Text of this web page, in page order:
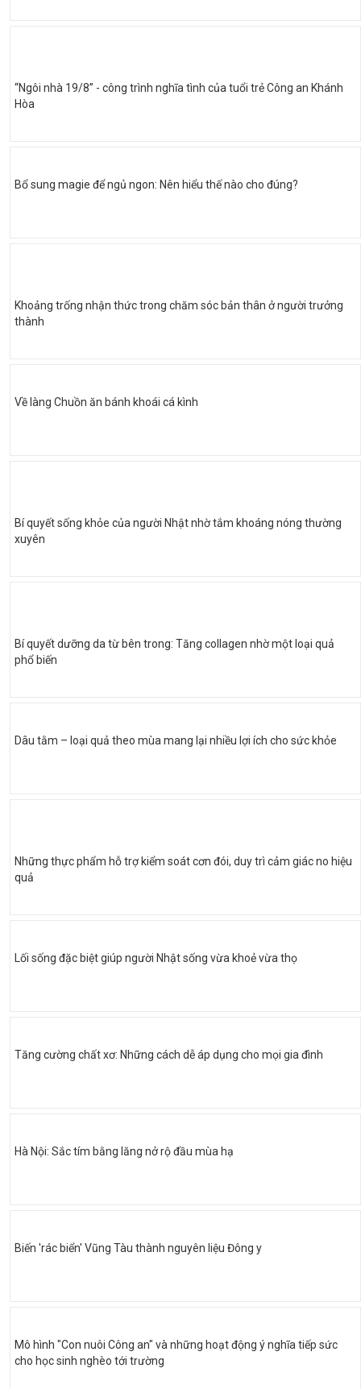
“Ngôi nhà 19/8” - công trình nghĩa tình của tuổi trẻ Công an Khánh
Hòa
Bổ sung magie để ngủ ngon: Nên hiểu thế nào cho đúng?
Khoảng trống nhận thức trong chăm sóc bản thân ở người trưởng
thành
Về làng Chuồn ăn bánh khoái cá kình
Bí quyết sống khỏe của người Nhật nhờ tắm khoáng nóng thường
xuyên
Bí quyết dưỡng da từ bên trong: Tăng collagen nhờ một loại quả
phổ biến
Dâu tằm – loại quả theo mùa mang lại nhiều lợi ích cho sức khỏe
Những thực phẩm hỗ trợ kiểm soát cơn đói, duy trì cảm giác no hiệu
quả
Lối sống đặc biệt giúp người Nhật sống vừa khoẻ vừa thọ
Tăng cường chất xơ: Những cách dễ áp dụng cho mọi gia đình
Hà Nội: Sắc tím bằng lăng nở rộ đầu mùa hạ
Biến 'rác biển' Vũng Tàu thành nguyên liệu Đông y
Mô hình "Con nuôi Công an" và những hoạt động ý nghĩa tiếp sức
cho học sinh nghèo tới trường